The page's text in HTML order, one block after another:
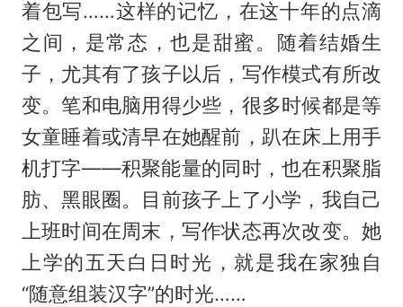
着包写……这样的记忆，在这十年的点滴
之间，是常态，也是甜蜜。随着结婚生
子，尤其有了孩子以后，写作模式有所改
变。笔和电脑用得少些，很多时候都是等
女童睡着或清早在她醒前，趴在床上用手
机打字——积聚能量的同时，也在积聚脂
肪、黑眼圈。目前孩子上了小学，我自己
上班时间在周末，写作状态再次改变。她
上学的五天白日时光，就是我在家独自
“随意组装汉字”的时光……